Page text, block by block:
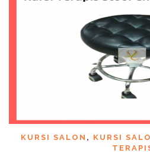
KURSI SALON , KURSI